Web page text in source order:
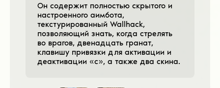
Он содержит полностью скрытого и
настроенного аимбота,
текстурированный Wallhack,
позволяющий знать, когда стрелять
во врагов, двенадцать гранат,
клавишу привязки для активации и
деактивации «c», а также два скина.